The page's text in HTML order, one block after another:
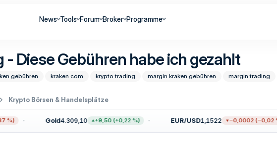
News Tools Forum Broker Programme
Diese Gebühren habe ich gezahlt
gebühren kraken.com krypto trading margin kraken gebühren margin trading
Krypto Börsen & Handelsplätze
Gold4.309,10 +9,50 (+0,22 %) EUR/USD1,1522 −0,0002 (−0,02 %)